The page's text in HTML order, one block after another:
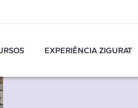
EXPERIÊNCIA ZIGURAT